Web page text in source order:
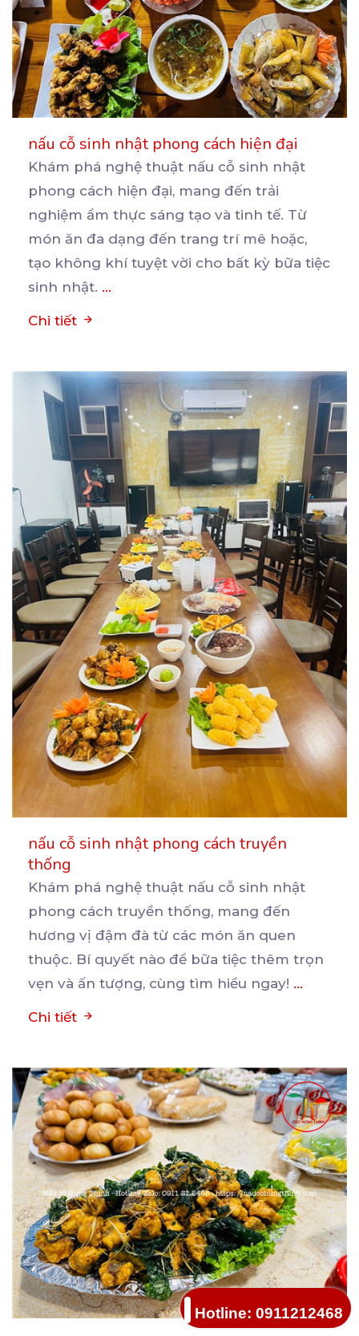
nấu cỗ sinh nhật phong cách hiện đại
Khám phá nghệ thuật nấu cỗ sinh nhật
phong cách hiện đại, mang đến trải
nghiệm ẩm thực sáng tạo và tinh tế. Từ
món ăn đa dạng đến trang trí mê hoặc,
tạo không khí tuyệt vời cho bất kỳ bữa tiệc
sinh nhật. ...
Chi tiết
nấu cỗ sinh nhật phong cách truyền
thống
Khám phá nghệ thuật nấu cỗ sinh nhật
phong cách truyền thống, mang đến
hương vị đậm đà từ các món ăn quen
thuộc. Bí quyết nào để bữa tiệc thêm trọn
vẹn và ấn tượng, cùng tìm hiểu ngay! ...
Chi tiết
Hotline: 0911212468